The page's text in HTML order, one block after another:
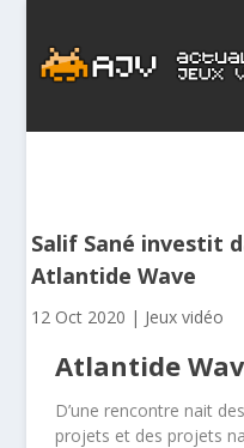
Salif Sané investit
Atlantide Wave
12 Oct 2020 | Jeux vidéo
Atlantide
D’une rencontre nait
projets et des projets